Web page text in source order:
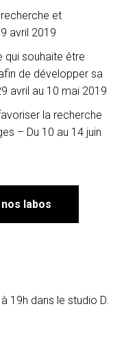
et
avril 2019
qui souhaite être
de développer sa
avril au 10 mai 2019
la recherche
– Du 10 au 14 juin
labos
19h dans le studio D.